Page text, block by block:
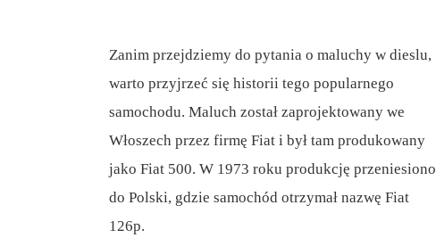
Zanim przejdziemy do pytania o maluchy w dieslu,
warto przyjrzeć się historii tego popularnego
samochodu. Maluch został zaprojektowany we
Włoszech przez firmę Fiat i był tam produkowany
jako Fiat 500. W 1973 roku produkcję przeniesiono
do Polski, gdzie samochód otrzymał nazwę Fiat
126p.